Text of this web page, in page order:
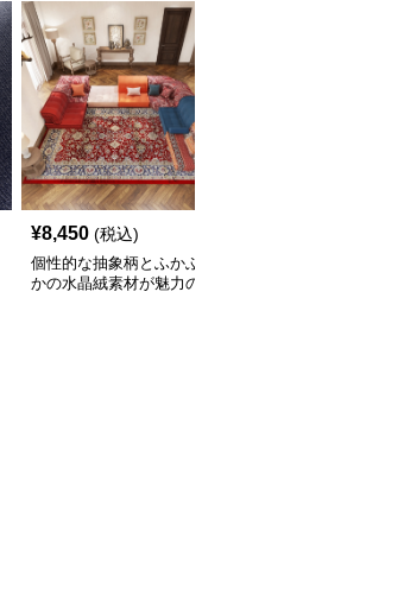
¥8,450 (税込)
個性的な抽象柄とふかふ
かの水晶絨素材が魅力の